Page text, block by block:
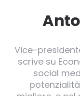
Vice-
scrive su
social